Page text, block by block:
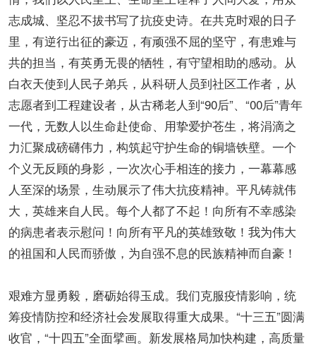
志成城、坚忍不拔书写了抗疫史诗。在共克时艰的日子
里，有逆行出征的豪迈，有顽强不屈的坚守，有患难与
共的担当，有英勇无畏的牺牲，有守望相助的感动。从
白衣天使到人民子弟兵，从科研人员到社区工作者，从
志愿者到工程建设者，从古稀老人到“90后”、“00后”青年
一代，无数人以生命赴使命、用挚爱护苍生，将涓滴之
力汇聚成磅礴伟力，构筑起守护生命的铜墙铁壁。一个
个义无反顾的身影，一次次心手相连的接力，一幕幕感
人至深的场景，生动展示了伟大抗疫精神。平凡铸就伟
大，英雄来自人民。每个人都了不起！向所有不幸感染
的病患者表示慰问！向所有平凡的英雄致敬！我为伟大
的祖国和人民而骄傲，为自强不息的民族精神而自豪！
艰难方显勇毅，磨砺始得玉成。我们克服疫情影响，统
筹疫情防控和经济社会发展取得重大成果。“十三五”圆满
收官，“十四五”全面擘画。新发展格局加快构建，高质量